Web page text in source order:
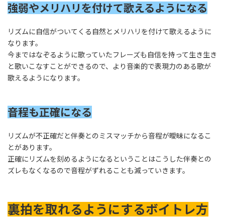
強弱やメリハリを付けて歌えるようになる
リズムに自信がついてくる自然とメリハリを付けて歌えるように
なります。
今まではなぞるように歌っていたフレーズも自信を持って生き生き
と歌いこなすことができるので、より音楽的で表現力のある歌が
歌えるようになります。
音程も正確になる
リズムが不正確だと伴奏とのミスマッチから音程が曖昧になるこ
とがあります。
正確にリズムを刻めるようになるということはこうした伴奏との
ズレもなくなるので音程がずれることも減っていきます。
裏拍を取れるようにするボイトレ方